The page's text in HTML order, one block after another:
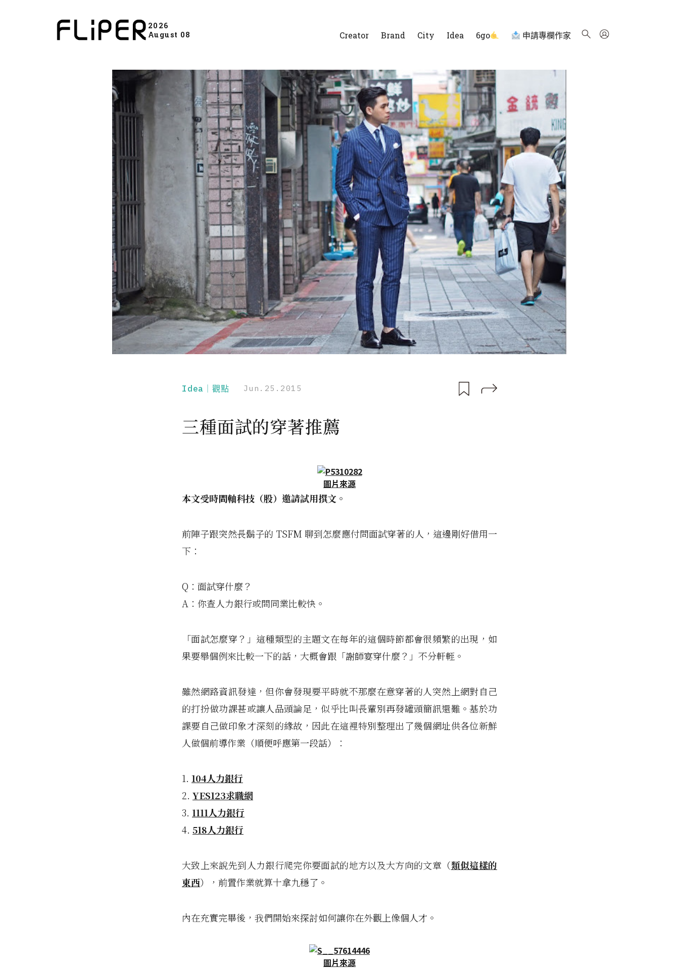
2026
August 08
Creator Brand City Idea 6go 申請專欄作家
Idea｜觀點 Jun.25.2015
三種面試的穿著推薦
圖片來源
本文受時間軸科技（股）邀請試用撰文。
前陣子跟突然長鬍子的 TSFM 聊到怎麼應付問面試穿著的人，這邊剛好借用一
下：
Q：面試穿什麼？
A：你查人力銀行或問同業比較快。
「面試怎麼穿？」這種類型的主題文在每年的這個時節都會很頻繁的出現，如
果要舉個例來比較一下的話，大概會跟「謝師宴穿什麼？」不分軒輊。
雖然網路資訊發達，但你會發現要平時就不那麼在意穿著的人突然上網對自己
的打扮做功課甚或讓人品頭論足，似乎比叫長輩別再發罐頭簡訊還難。基於功
課要自己做印象才深刻的緣故，因此在這裡特別整理出了幾個網址供各位新鮮
人做個前導作業（順便呼應第一段話）：
1. 104人力銀行
2. YES123求職網
3. 1111人力銀行
4. 518人力銀行
大致上來說先到人力銀行爬完你要面試的地方以及大方向的文章（類似這樣的
東西），前置作業就算十拿九穩了。
內在充實完畢後，我們開始來探討如何讓你在外觀上像個人才。
圖片來源